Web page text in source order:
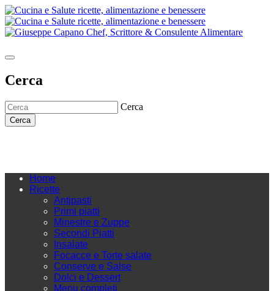
Cerca
Cerca
Cerca
Home
Ricette
Antipasti
Primi piatti
Minestre e Zuppe
Secondi Piatti
Insalate
Focacce e Torte salate
Conserve e Salse
Dolci e Dessert
Menu completi